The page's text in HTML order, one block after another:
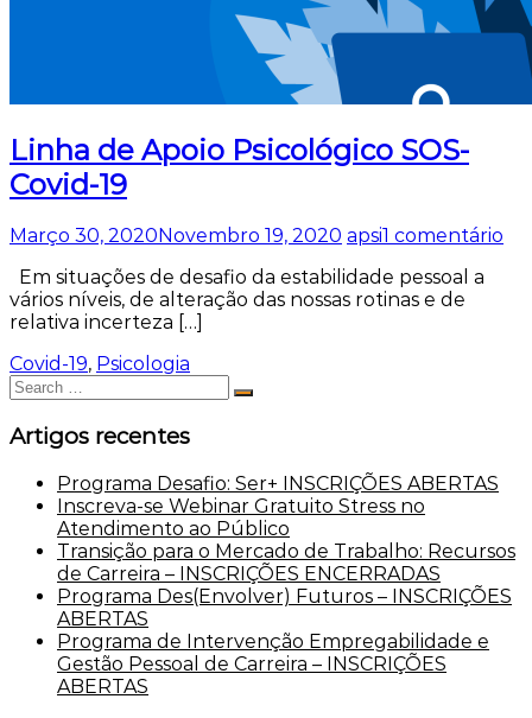
Linha de Apoio Psicológico SOS-
Covid-19
Março 30, 2020 Novembro 19, 2020 apsi1 comentário
Em situações de desafio da estabilidade pessoal a
vários níveis, de alteração das nossas rotinas e de
relativa incerteza […]
Covid-19, Psicologia
Search
Search
Artigos recentes
Programa Desafio: Ser+ INSCRIÇÕES ABERTAS
Inscreva-se Webinar Gratuito Stress no
Atendimento ao Público
Transição para o Mercado de Trabalho: Recursos
de Carreira – INSCRIÇÕES ENCERRADAS
Programa Des(Envolver) Futuros – INSCRIÇÕES
ABERTAS
Programa de Intervenção Empregabilidade e
Gestão Pessoal de Carreira – INSCRIÇÕES
ABERTAS